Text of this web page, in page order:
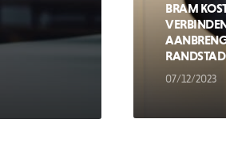
BRAM
07/12/2023